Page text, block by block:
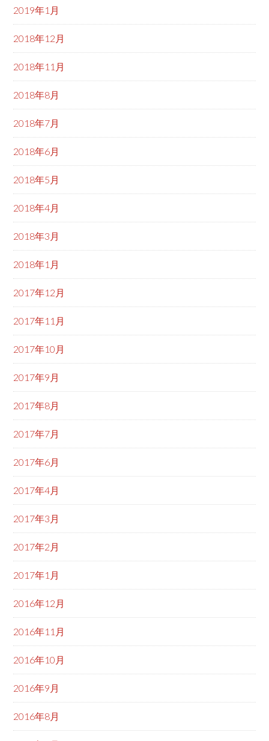
2019年1月
2018年12月
2018年11月
2018年8月
2018年7月
2018年6月
2018年5月
2018年4月
2018年3月
2018年1月
2017年12月
2017年11月
2017年10月
2017年9月
2017年8月
2017年7月
2017年6月
2017年4月
2017年3月
2017年2月
2017年1月
2016年12月
2016年11月
2016年10月
2016年9月
2016年8月